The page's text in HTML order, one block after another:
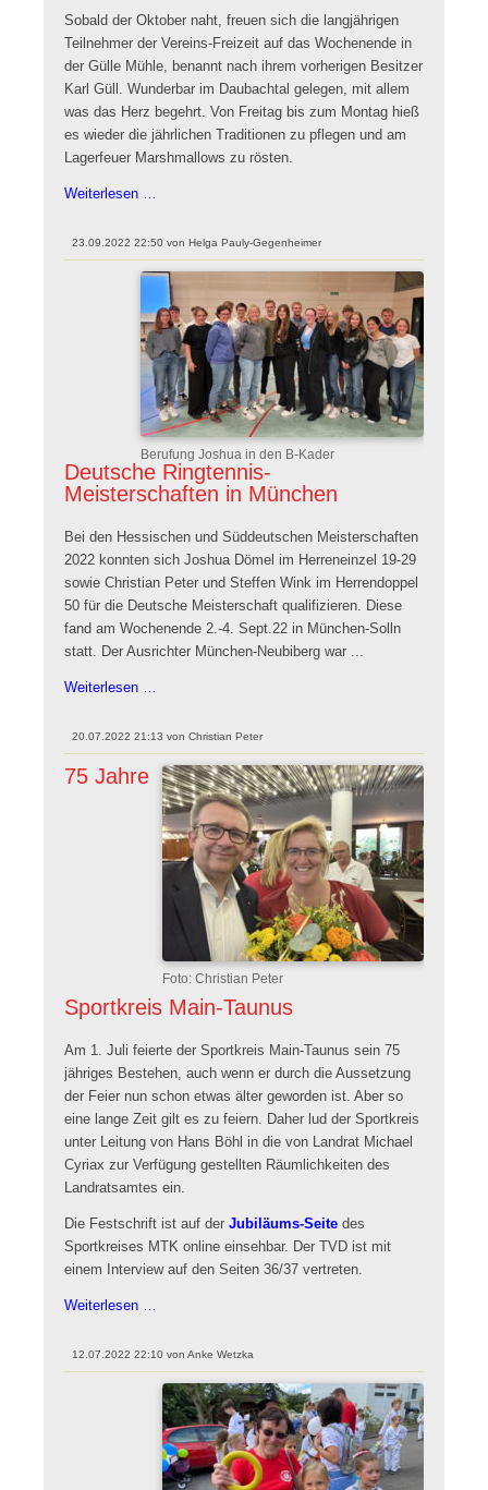
Sobald der Oktober naht, freuen sich die langjährigen
Teilnehmer der Vereins-Freizeit auf das Wochenende in
der Gülle Mühle, benannt nach ihrem vorherigen Besitzer
Karl Güll. Wunderbar im Daubachtal gelegen, mit allem
was das Herz begehrt. Von Freitag bis zum Montag hieß
es wieder die jährlichen Traditionen zu pflegen und am
Lagerfeuer Marshmallows zu rösten.
Weiterlesen …
der
Freizeit
in
der
Güllemühle
23.09.2022 22:50 vonHelga Pauly-Gegenheimer
Berufung Joshua in den B-Kader
Deutsche Ringtennis-
Meisterschaften in München
Bei den Hessischen und Süddeutschen Meisterschaften
2022 konnten sich Joshua Dömel im Herreneinzel 19-29
sowie Christian Peter und Steffen Wink im Herrendoppel
50 für die Deutsche Meisterschaft qualifizieren. Diese
fand am Wochenende 2.-4. Sept.22 in München-Solln
statt. Der Ausrichter München-Neubiberg war ...
Weiterlesen …
Meisterschaften
in
München
20.07.2022 21:13 vonChristian Peter
Foto: Christian Peter
75 Jahre
Sportkreis Main-Taunus
Am 1. Juli feierte der Sportkreis Main-Taunus sein 75
jähriges Bestehen, auch wenn er durch die Aussetzung
der Feier nun schon etwas älter geworden ist. Aber so
eine lange Zeit gilt es zu feiern. Daher lud der Sportkreis
unter Leitung von Hans Böhl in die von Landrat Michael
Cyriax zur Verfügung gestellten Räumlichkeiten des
Landratsamtes ein.
Die Festschrift ist auf der Jubiläums-Seite des
Sportkreises MTK online einsehbar. Der TVD ist mit
einem Interview auf den Seiten 36/37 vertreten.
Weiterlesen …
Sportkreis
Main-
Taunus
12.07.2022 22:10 vonAnke Wetzka